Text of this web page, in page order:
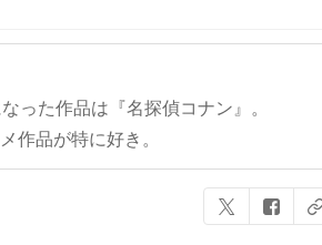
った作品は『名探偵コナン』。
作品が特に好き。